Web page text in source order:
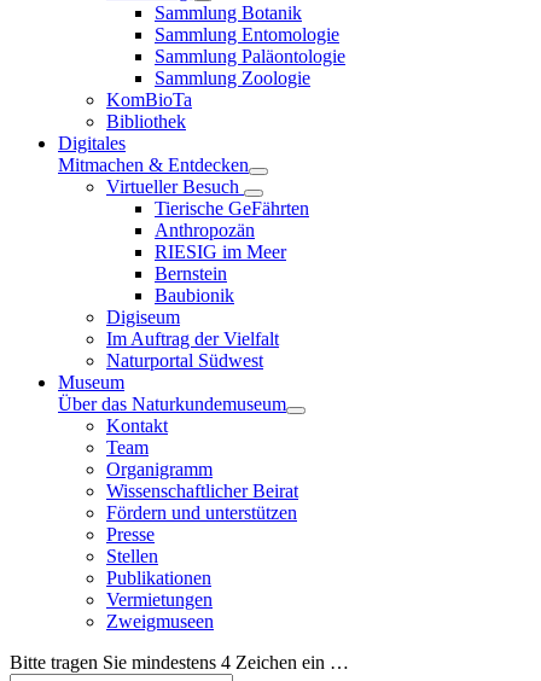
Sammlung Botanik
Sammlung Entomologie
Sammlung Paläontologie
Sammlung Zoologie
KomBioTa
Bibliothek
Digitales
Mitmachen & Entdecken
Virtueller Besuch
Tierische GeFährten
Anthropozän
RIESIG im Meer
Bernstein
Baubionik
Digiseum
Im Auftrag der Vielfalt
Naturportal Südwest
Museum
Über das Naturkundemuseum
Kontakt
Team
Organigramm
Wissenschaftlicher Beirat
Fördern und unterstützen
Presse
Stellen
Publikationen
Vermietungen
Zweigmuseen
Bitte tragen Sie mindestens 4 Zeichen ein …